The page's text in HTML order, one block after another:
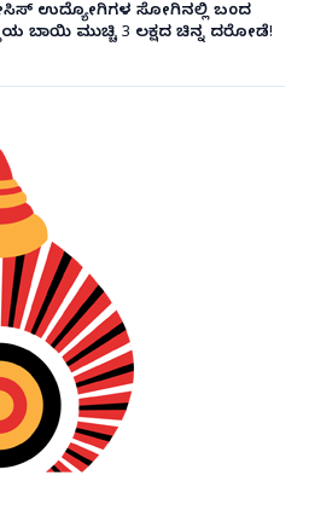
ಉದ್ಯೋಗಿಗಳ ಸೋಗಿನಲ್ಲಿ ಬಂದ
ಬಾಯಿ ಮುಚ್ಚಿ 3 ಲಕ್ಷದ ಚಿನ್ನ ದರೋಡೆ!